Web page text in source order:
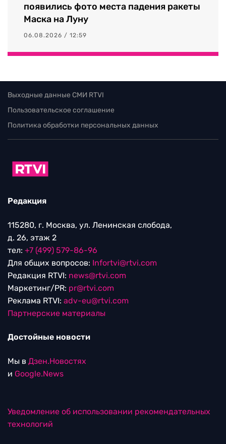
появились фото места падения ракеты
Маска на Луну
06.08.2026 / 12:59
Выходные данные СМИ RTVI
Пользовательское соглашение
Политика обработки персональных данных
Редакция
115280, г. Москва, ул. Ленинская слобода,
д. 26, этаж 2
тел: +7 (499) 579-86-96
Для общих вопросов: Infortvi@rtvi.com
Редакция RTVI: news@rtvi.com
Маркетинг/PR: pr@rtvi.com
Реклама RTVI: adv-eu@rtvi.com
Партнерские материалы
Достойные новости
Мы в Дзен.Новостях
и Google.News
Уведомление об использовании рекомендательных
технологий